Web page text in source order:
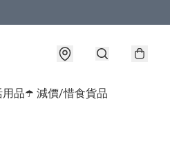
品☂️ 減價/惜食貨品